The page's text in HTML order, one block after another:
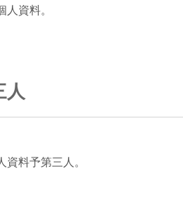
資料。
人
料予第三人。